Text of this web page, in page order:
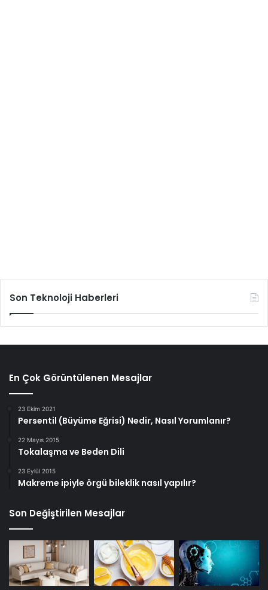
Son Teknoloji Haberleri
En Çok Görüntülenen Mesajlar
23 Ekim 2021
Persentil (Büyüme Eğrisi) Nedir, Nasıl Yorumlanır?
22 Mayıs 2015
Tokalaşma ve Beden Dili
23 Eylül 2015
Makreme ipiyle örgü bileklik nasıl yapılır?
Son Değiştirilen Mesajlar